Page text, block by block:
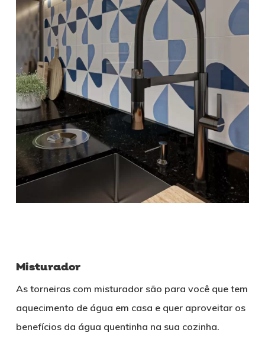
Misturador
As torneiras com misturador são para você que tem
aquecimento de água em casa e quer aproveitar os
benefícios da água quentinha na sua cozinha.